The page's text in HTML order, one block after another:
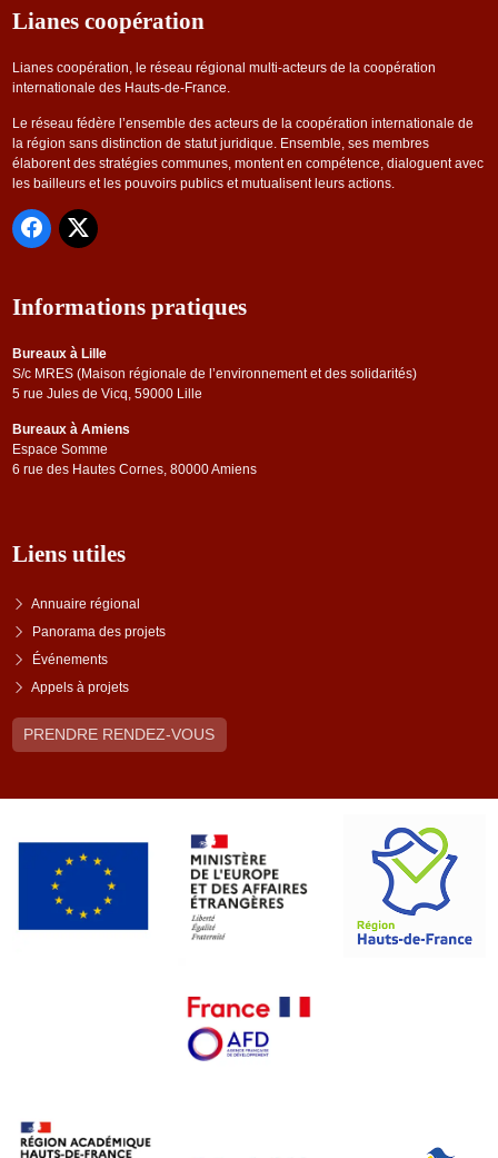
Lianes coopération
Lianes coopération, le réseau régional multi-acteurs de la coopération
internationale des Hauts-de-France.
Le réseau fédère l’ensemble des acteurs de la coopération internationale de
la région sans distinction de statut juridique. Ensemble, ses membres
élaborent des stratégies communes, montent en compétence, dialoguent avec
les bailleurs et les pouvoirs publics et mutualisent leurs actions.
Informations pratiques
Bureaux à Lille
S/c MRES (Maison régionale de l’environnement et des solidarités)
5 rue Jules de Vicq, 59000 Lille
Bureaux à Amiens
Espace Somme
6 rue des Hautes Cornes, 80000 Amiens
Liens utiles
Annuaire régional
Panorama des projets
Événements
Appels à projets
PRENDRE RENDEZ-VOUS